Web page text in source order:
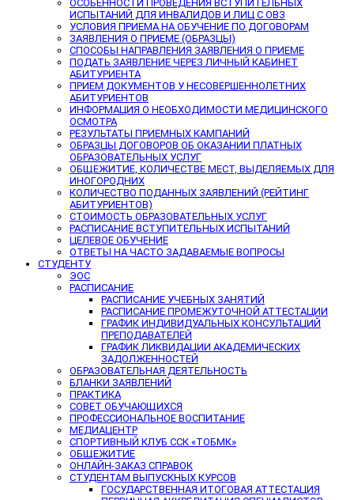
ОСОБЕННОСТИ ПРОВЕДЕНИЯ ВСТУПИТЕЛЬНЫХ
ИСПЫТАНИЙ ДЛЯ ИНВАЛИДОВ И ЛИЦ С ОВЗ
УСЛОВИЯ ПРИЕМА НА ОБУЧЕНИЕ ПО ДОГОВОРАМ
ЗАЯВЛЕНИЯ О ПРИЕМЕ (ОБРАЗЦЫ)
СПОСОБЫ НАПРАВЛЕНИЯ ЗАЯВЛЕНИЯ О ПРИЕМЕ
ПОДАТЬ ЗАЯВЛЕНИЕ ЧЕРЕЗ ЛИЧНЫЙ КАБИНЕТ
АБИТУРИЕНТА
ПРИЕМ ДОКУМЕНТОВ У НЕСОВЕРШЕННОЛЕТНИХ
АБИТУРИЕНТОВ
ИНФОРМАЦИЯ О НЕОБХОДИМОСТИ МЕДИЦИНСКОГО
ОСМОТРА
РЕЗУЛЬТАТЫ ПРИЕМНЫХ КАМПАНИЙ
ОБРАЗЦЫ ДОГОВОРОВ ОБ ОКАЗАНИИ ПЛАТНЫХ
ОБРАЗОВАТЕЛЬНЫХ УСЛУГ
ОБЩЕЖИТИЕ, КОЛИЧЕСТВЕ МЕСТ, ВЫДЕЛЯЕМЫХ ДЛЯ
ИНОГОРОДНИХ
КОЛИЧЕСТВО ПОДАННЫХ ЗАЯВЛЕНИЙ (РЕЙТИНГ
АБИТУРИЕНТОВ)
СТОИМОСТЬ ОБРАЗОВАТЕЛЬНЫХ УСЛУГ
РАСПИСАНИЕ ВСТУПИТЕЛЬНЫХ ИСПЫТАНИЙ
ЦЕЛЕВОЕ ОБУЧЕНИЕ
ОТВЕТЫ НА ЧАСТО ЗАДАВАЕМЫЕ ВОПРОСЫ
СТУДЕНТУ
ЭОС
РАСПИСАНИЕ
РАСПИСАНИЕ УЧЕБНЫХ ЗАНЯТИЙ
РАСПИСАНИЕ ПРОМЕЖУТОЧНОЙ АТТЕСТАЦИИ
ГРАФИК ИНДИВИДУАЛЬНЫХ КОНСУЛЬТАЦИЙ
ПРЕПОДАВАТЕЛЕЙ
ГРАФИК ЛИКВИДАЦИИ АКАДЕМИЧЕСКИХ
ЗАДОЛЖЕННОСТЕЙ
ОБРАЗОВАТЕЛЬНАЯ ДЕЯТЕЛЬНОСТЬ
БЛАНКИ ЗАЯВЛЕНИЙ
ПРАКТИКА
СОВЕТ ОБУЧАЮЩИХСЯ
ПРОФЕССИОНАЛЬНОЕ ВОСПИТАНИЕ
МЕДИАЦЕНТР
СПОРТИВНЫЙ КЛУБ ССК «ТОБМК»
ОБЩЕЖИТИЕ
ОНЛАЙН-ЗАКАЗ СПРАВОК
СТУДЕНТАМ ВЫПУСКНЫХ КУРСОВ
ГОСУДАРСТВЕННАЯ ИТОГОВАЯ АТТЕСТАЦИЯ